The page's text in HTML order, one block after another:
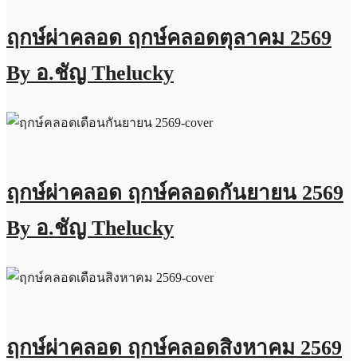
ฤกษ์ผ่าคลอด ฤกษ์คลอดตุลาคม 2569
By อ.ชัญ Thelucky
ฤกษ์ผ่าคลอด ฤกษ์คลอดกันยายน 2569
By อ.ชัญ Thelucky
ฤกษ์ผ่าคลอด ฤกษ์คลอดสิงหาคม 2569